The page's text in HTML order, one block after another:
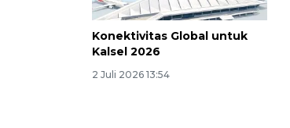
Konektivitas Global untuk
Kalsel 2026
2 Juli 2026 13:54